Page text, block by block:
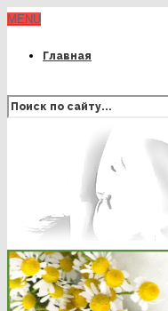
MENU
Главная